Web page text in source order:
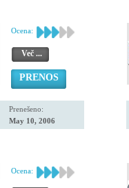
Ocena:
Več ...
PRENOS
Prenešeno:
May 10, 2006
Ocena: